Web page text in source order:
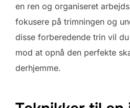
en ren og organiseret
fokusere på trimningen og
disse forberedende trin vil
mod at opnå den perfekte
derhjemme.